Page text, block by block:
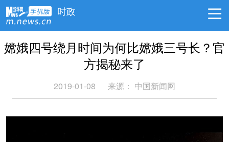
时政
嫦娥四号绕月时间为何比嫦娥三号长？官
方揭秘来了
2019-01-08 来源： 中国新闻网